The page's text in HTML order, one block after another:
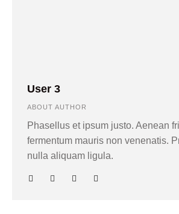
User 3
ABOUT AUTHOR
Phasellus et ipsum justo. Aenean
fermentum mauris non venenatis.
nulla aliquam ligula.